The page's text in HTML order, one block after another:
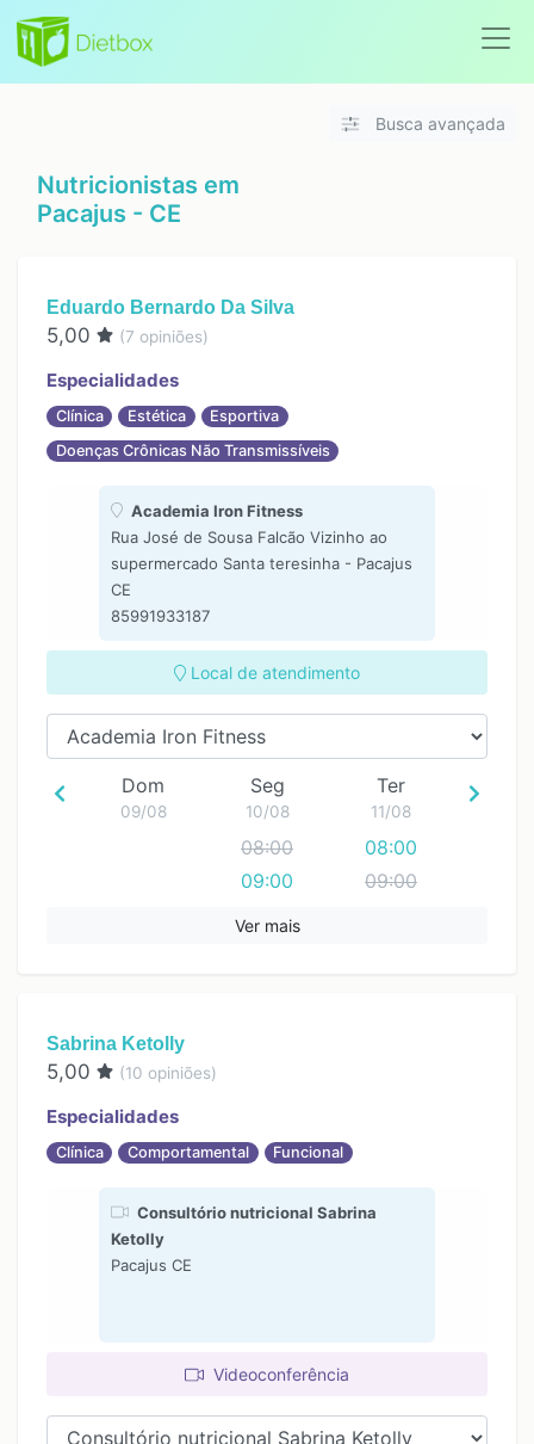
Busca avançada
Nutricionistas em
Pacajus - CE
Eduardo Bernardo Da Silva
5,00 (7 opiniões)
Especialidades
Clínica Estética
Esportiva
Doenças Crônicas Não Transmissíveis
Academia Iron Fitness
Rua José de Sousa Falcão Vizinho ao
supermercado Santa teresinha - Pacajus
CE
85991933187
Local de atendimento
Dom
09/08
Seg
10/08
08:00
09:00
10:00
17:00
Ter
11/08
08:00
09:00
Ver mais
Sabrina Ketolly
5,00 (10 opiniões)
Especialidades
Clínica Comportamental Funcional
Consultório nutricional Sabrina
Ketolly
Pacajus CE
Videoconferência